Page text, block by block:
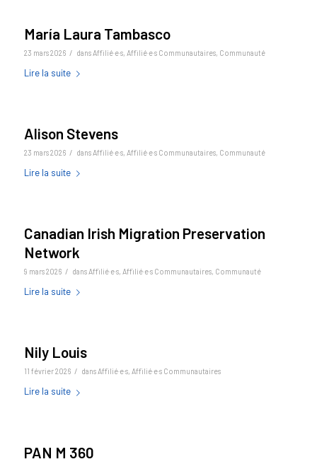
María Laura Tambasco
23 mars 2026 / dans Affilié·e·s, Affilié·e·s Communautaires, Communauté
Lire la suite
Alison Stevens
23 mars 2026 / dans Affilié·e·s, Affilié·e·s Communautaires, Communauté
Lire la suite
Canadian Irish Migration Preservation
Network
9 mars 2026 / dans Affilié·e·s, Affilié·e·s Communautaires, Communauté
Lire la suite
Nily Louis
11 février 2026 / dans Affilié·e·s, Affilié·e·s Communautaires
Lire la suite
PAN M 360